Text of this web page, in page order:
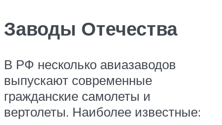
Заводы Отечества
В РФ несколько авиазаводов
выпускают современные
гражданские самолеты и
вертолеты. Наиболее известные: